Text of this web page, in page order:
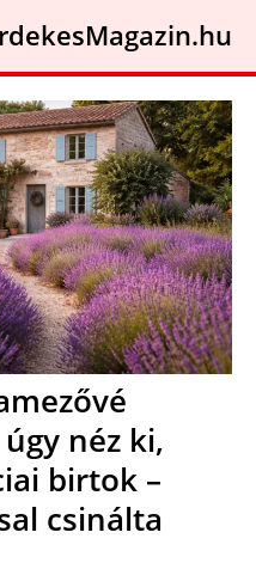
néz ki,
birtok –
csinálta